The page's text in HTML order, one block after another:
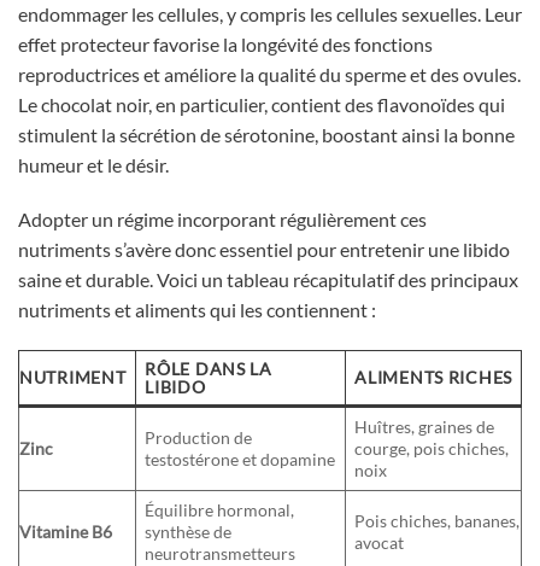
endommager les cellules, y compris les cellules sexuelles. Leur
effet protecteur favorise la longévité des fonctions
reproductrices et améliore la qualité du sperme et des ovules.
Le chocolat noir, en particulier, contient des flavonoïdes qui
stimulent la sécrétion de sérotonine, boostant ainsi la bonne
humeur et le désir.
Adopter un régime incorporant régulièrement ces
nutriments s’avère donc essentiel pour entretenir une libido
saine et durable. Voici un tableau récapitulatif des principaux
nutriments et aliments qui les contiennent :
NUTRIMENT
RÔLE DANS LA
LIBIDO
ALIMENTS RICHES
Zinc
Production de
testostérone et dopamine
Huîtres, graines de
courge, pois chiches,
noix
Vitamine B6
Équilibre hormonal,
synthèse de
neurotransmetteurs
Pois chiches, bananes,
avocat